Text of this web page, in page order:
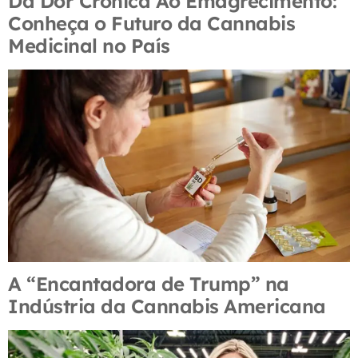
Conheça o Futuro da Cannabis
Medicinal no País
A “Encantadora de Trump” na
Indústria da Cannabis Americana